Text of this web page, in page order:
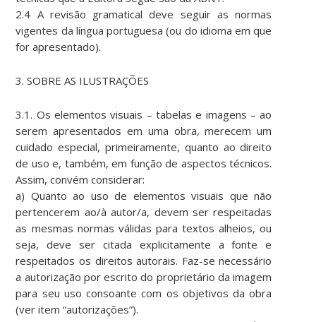
2.4 A revisão gramatical deve seguir as normas
vigentes da língua portuguesa (ou do idioma em que
for apresentado).
3. SOBRE AS ILUSTRAÇÕES
3.1. Os elementos visuais – tabelas e imagens – ao
serem apresentados em uma obra, merecem um
cuidado especial, primeiramente, quanto ao direito
de uso e, também, em função de aspectos técnicos.
Assim, convém considerar:
a) Quanto ao uso de elementos visuais que não
pertencerem ao/à autor/a, devem ser respeitadas
as mesmas normas válidas para textos alheios, ou
seja, deve ser citada explicitamente a fonte e
respeitados os direitos autorais. Faz-se necessário
a autorização por escrito do proprietário da imagem
para seu uso consoante com os objetivos da obra
(ver item “autorizações”).